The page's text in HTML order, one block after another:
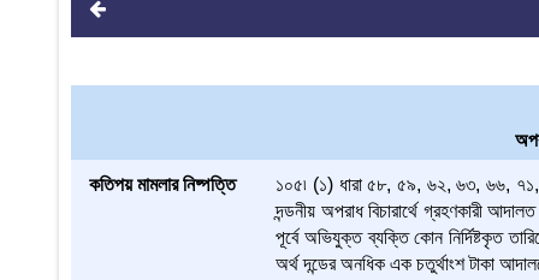
কতিপয় মামলার নিষ্পত্তি
১০৫৷ (১) ধারা ৫৮, ৫৯, ৬২, ৬৩, ৬৬,
দন্ডনীয় অপরাধ বিচারার্থে গ্রহণকারী
পূর্বে অভিযুক্ত ব্যক্তি কোন নির্দিষ্টকৃত
অর্থ দন্ডের অনধিক এক চতুর্থাংশ টাকা